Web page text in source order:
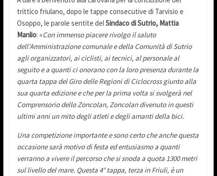
trittico friulano, dopo le tappe consecutive di Tarvisio e
Osoppo, le parole sentite delSindaco di Sutrio, Mattia
Manlio: «Con immenso piacere rivolgo il saluto
dell’Amministrazione comunale e della Comunità di Sutrio
agli organizzatori, ai ciclisti, ai tecnici, al personale al
seguito e a quanti ci onorano con la loro presenza durante la
quarta tappa del Giro delle Regioni di Ciclocross giunto alla
sua quarta edizione e che per la prima volta si svolgerà nel
Comprensorio dello Zoncolan, Zoncolan divenuto in questi
ultimi anni un mito degli atleti e degli amanti della bici.
Una competizione importante e sono certo che anche questa
occasione sarà motivo di festa ed entusiasmo a quanti
verranno a vivere il percorso che si snoda a quota 1300 metri
sul livello del mare. Questa 4° tappa, terza in Friuli, è un